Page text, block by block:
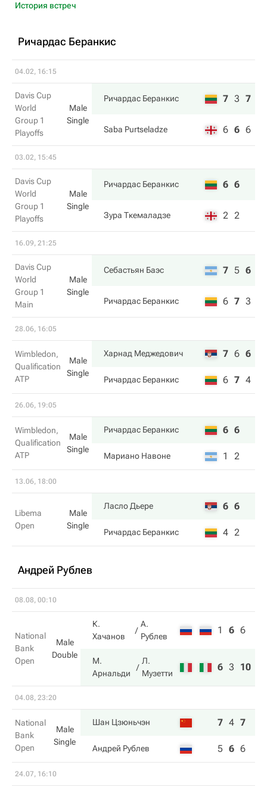
История встреч
Ричардас Беранкис
04.02, 16:15
Davis Cup
World
Group 1
Playoffs
Male
Single
Ричардас Беранкис 7 3 7
Saba Purtseladze 6 6 6
03.02, 15:45
Davis Cup
World
Group 1
Playoffs
Male
Single
Ричардас Беранкис 6 6
Зура Ткемаладзе 2 2
16.09, 21:25
Davis Cup
World
Group 1
Main
Male
Single
Себастьян Баэс 7 5 6
Ричардас Беранкис 6 7 3
28.06, 16:05
Wimbledon,
Qualification
ATP
Male
Single
Харнад Меджедович 7 6 6
Ричардас Беранкис 6 7 4
26.06, 19:05
Wimbledon,
Qualification
ATP
Male
Single
Ричардас Беранкис 6 6
Мариано Навоне 1 2
13.06, 18:00
Libema
Open
Male
Single
Ласло Дьере 6 6
Ричардас Беранкис 4 2
Андрей Рублев
08.08, 00:10
National
Bank
Open
Male
Double
К.
Хачанов
А.
Рублев
1 6 6
М.
Арнальди
Л.
Музетти
6 3 10
04.08, 23:20
National
Bank
Open
Male
Single
Шан Цзюньчэн 7 4 7
Андрей Рублев 5 6 6
24.07, 16:10